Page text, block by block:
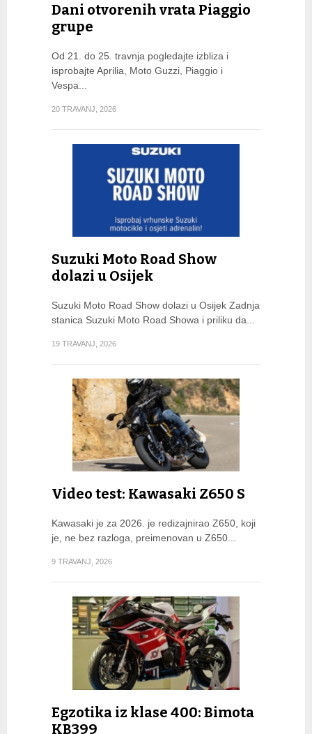
Dani otvorenih vrata Piaggio
grupe
Od 21. do 25. travnja pogledajte izbliza i
isprobajte Aprilia, Moto Guzzi, Piaggio i
Vespa...
20 TRAVANJ, 2026
Suzuki Moto Road Show
dolazi u Osijek
Suzuki Moto Road Show dolazi u Osijek Zadnja
stanica Suzuki Moto Road Showa i priliku da...
19 TRAVANJ, 2026
Video test: Kawasaki Z650 S
Kawasaki je za 2026. je redizajnirao Z650, koji
je, ne bez razloga, preimenovan u Z650...
9 TRAVANJ, 2026
Egzotika iz klase 400: Bimota
KB399